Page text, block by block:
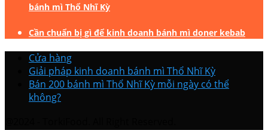
bánh mì Thổ Nhĩ Kỳ
Cần chuẩn bị gì để kinh doanh bánh mì doner kebab
Cửa hàng
Giải pháp kinh doanh bánh mì Thổ Nhĩ Kỳ
Bán 200 bánh mì Thổ Nhĩ Kỳ mỗi ngày có thể
không?